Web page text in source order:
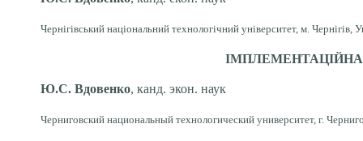
Чернігівський національний технологічний університет, м. Чернігів,
Ю.С. Вдовенко, канд. экон. наук
Черниговский национальный технологический университет, г.